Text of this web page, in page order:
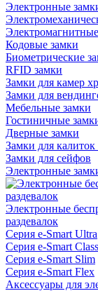
Электронные
Кодовые замки
Биометрические
RFID замки
Замки для камер
Замки для
Мебельные замки
Гостиничные
Дверные замки
Замки для калиток
Замки для сейфов
Электронные
Электронные
раздевалок
Серия e-Smart Ultra
Серия e-Smart
Серия e-Smart Slim
Серия e-Smart Flex
Аксессуары для